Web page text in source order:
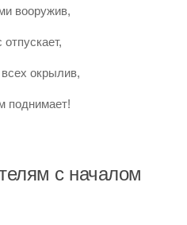
вооружив,
окрылив,
поднимает!
с началом